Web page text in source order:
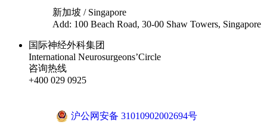
新加坡 / Singapore
Add: 100 Beach Road, 30-00 Shaw Towers, Singapore
国际神经外科集团
International Neurosurgeons’Circle
咨询热线
+400 029 0925
沪公网安备 31010902002694号